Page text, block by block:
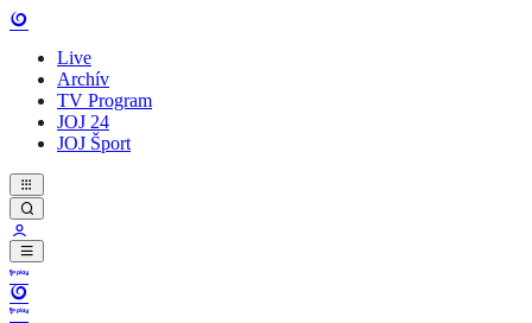
Live
Archív
TV Program
JOJ 24
JOJ Šport